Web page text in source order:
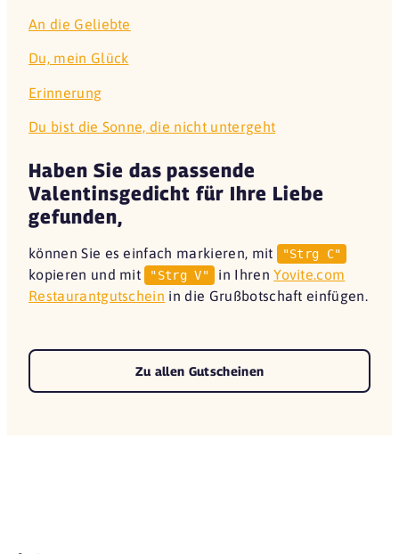
An die Geliebte
Du, mein Glück
Erinnerung
Du bist die Sonne, die nicht untergeht
Haben Sie das passende
Valentinsgedicht für Ihre Liebe
gefunden,
können Sie es einfach markieren, mit "Strg C"
kopieren und mit "Strg V" in IhrenYovite.com
Restaurantgutschein in die Grußbotschaft einfügen.
Zu allen Gutscheinen